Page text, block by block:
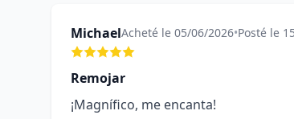
MichaelAcheté le 05/06/2026•Posté le
Remojar
¡Magnífico, me encanta!